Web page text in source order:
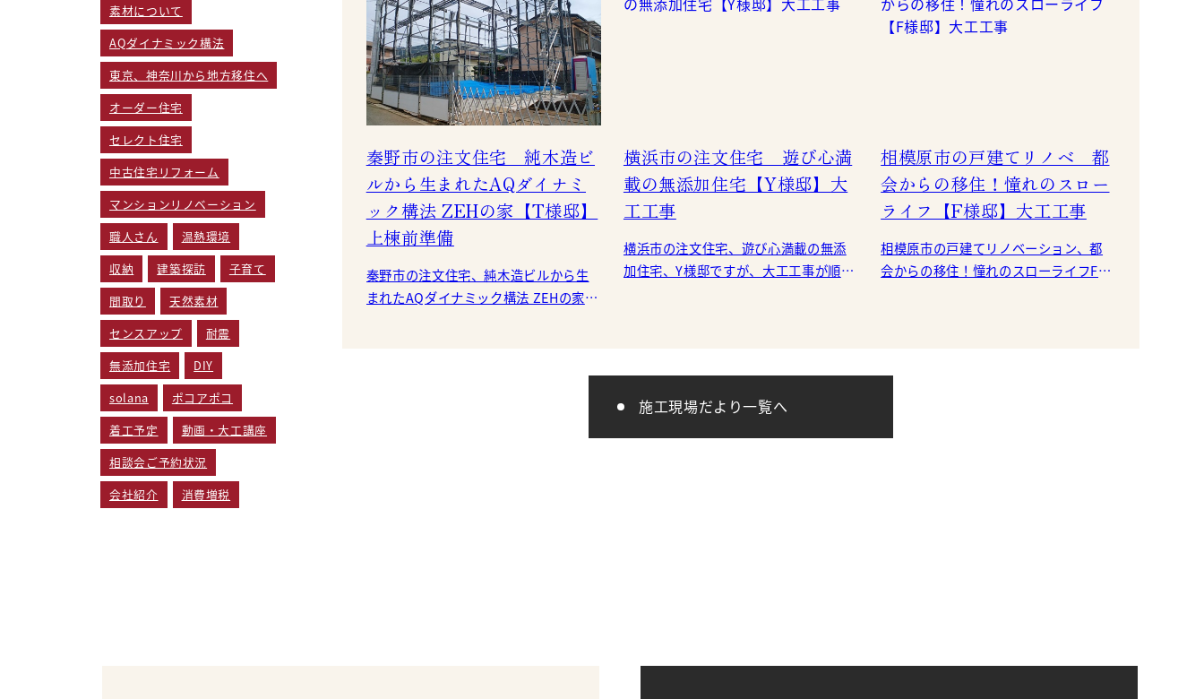
秦野市の注文住宅 純木造ビ
ルから生まれたAQダイナミ
ック構法 ZEHの家【T様邸】
上棟前準備
秦野市の注文住宅、純木造ビルから生
まれたAQダイナミック構法 ZEHの家、
横浜市の注文住宅 遊び心満
載の無添加住宅【Y様邸】大
工工事
横浜市の注文住宅、遊び心満載の無添
加住宅、Y様邸ですが、大工工事が順調
相模原市の戸建てリノベ 都
会からの移住！憧れのスロー
ライフ【F様邸】大工工事
相模原市の戸建てリノベーション、都
会からの移住！憧れのスローライフF様
施工現場だより一覧へ
素材について
AQダイナミック構法
東京、神奈川から地方移住へ
オーダー住宅
セレクト住宅
中古住宅リフォーム
マンションリノベーション
職人さん
温熱環境
収納
建築探訪
子育て
間取り
天然素材
センスアップ
耐震
無添加住宅
DIY
solana
ポコアポコ
着工予定
動画・大工講座
相談会ご予約状況
会社紹介
消費増税